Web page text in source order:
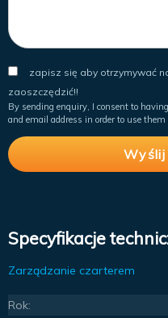
zapisz się aby otrzymywać
zaoszczędzić!!
By sending enquiry, I consent to
and email address in order to use them
Specyfikacje
Zarządzanie czarterem
Rok: